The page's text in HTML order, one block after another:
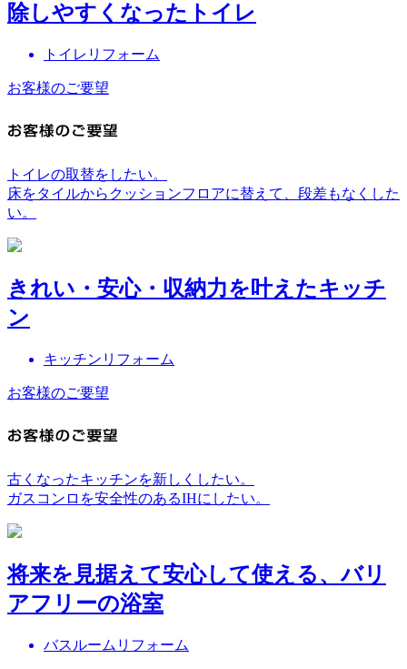
除しやすくなったトイレ
トイレリフォーム
お客様のご要望
トイレの取替をしたい。
床をタイルからクッションフロアに替えて、段差もなくした
い。
きれい・安心・収納力を叶えたキッチ
ン
キッチンリフォーム
お客様のご要望
古くなったキッチンを新しくしたい。
ガスコンロを安全性のあるIHにしたい。
将来を見据えて安心して使える、バリ
アフリーの浴室
バスルームリフォーム